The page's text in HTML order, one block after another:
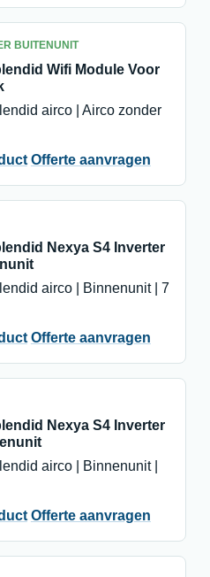
BUITENUNIT
Wifi Module Voor
airco | Airco zonder
Offerte aanvragen
Nexya S4 Inverter
airco | Binnenunit | 7
Offerte aanvragen
Nexya S4 Inverter
airco | Binnenunit |
Offerte aanvragen